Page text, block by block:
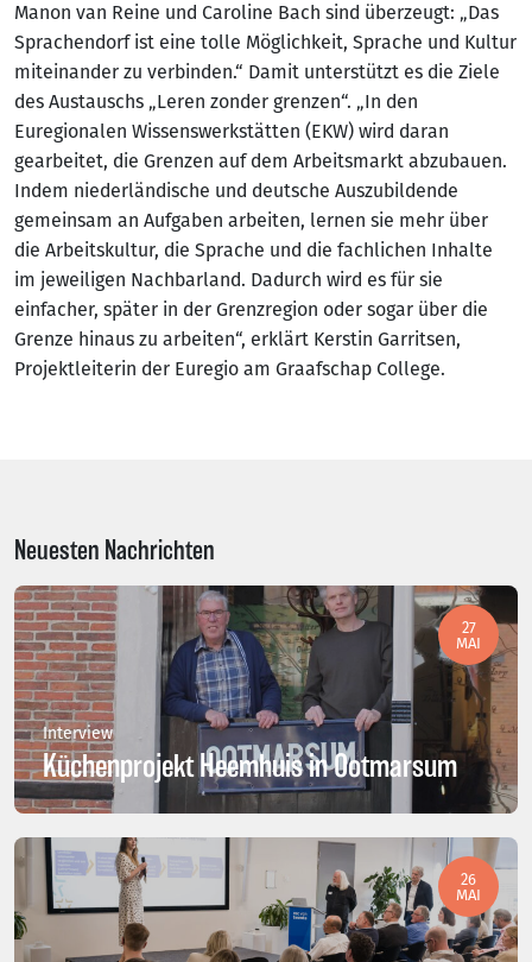
Manon van Reine und Caroline Bach sind überzeugt: „Das
Sprachendorf ist eine tolle Möglichkeit, Sprache und Kultur
miteinander zu verbinden.“ Damit unterstützt es die Ziele
des Austauschs „Leren zonder grenzen“. „In den
Euregionalen Wissenswerkstätten (EKW) wird daran
gearbeitet, die Grenzen auf dem Arbeitsmarkt abzubauen.
Indem niederländische und deutsche Auszubildende
gemeinsam an Aufgaben arbeiten, lernen sie mehr über
die Arbeitskultur, die Sprache und die fachlichen Inhalte
im jeweiligen Nachbarland. Dadurch wird es für sie
einfacher, später in der Grenzregion oder sogar über die
Grenze hinaus zu arbeiten“, erklärt Kerstin Garritsen,
Projektleiterin der Euregio am Graafschap College.
Neuesten Nachrichten
27
MAI
Interview
Küchenprojekt Heemhuis in Ootmarsum
26
MAI